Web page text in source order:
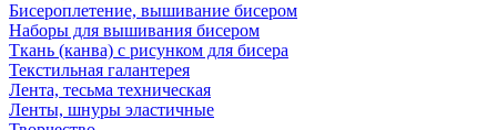
Бисероплетение, вышивание бисером
Наборы для вышивания бисером
Ткань (канва) с рисунком для бисера
Текстильная галантерея
Лента, тесьма техническая
Ленты, шнуры эластичные